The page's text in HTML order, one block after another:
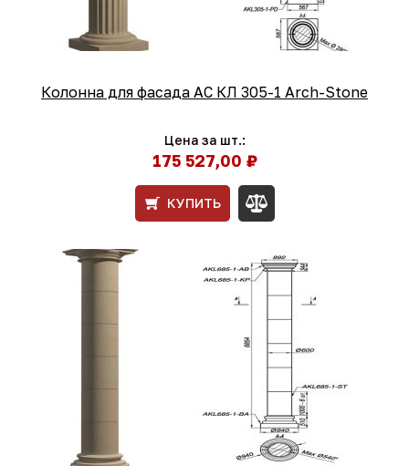
Колонна для фасада АС КЛ 305-1 Arch-Stone
Цена за шт.:
175 527,00 ₽
КУПИТЬ